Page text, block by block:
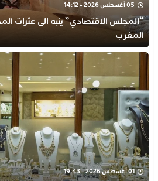
05 أغسطس 2026 - 14:12
“المجلس الاقتصادي” ينبه إلى عثرات
المغرب
01 أغسطس 2026 - 19:43